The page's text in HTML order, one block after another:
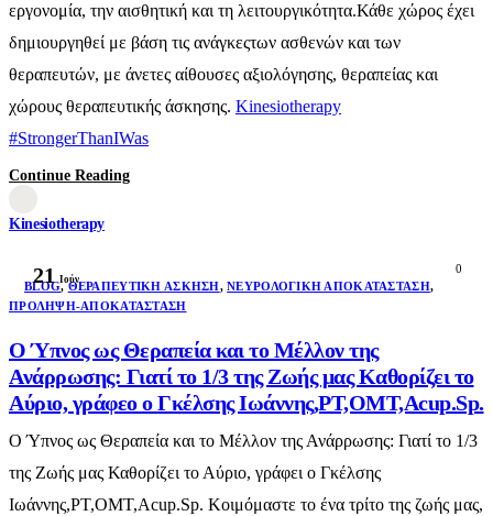
εργονομία, την αισθητική και τη λειτουργικότητα.Κάθε χώρος έχει
δημιουργηθεί με βάση τις ανάγκεςτων ασθενών και των
θεραπευτών, με άνετες αίθουσες αξιολόγησης, θεραπείας και
χώρους θεραπευτικής άσκησης. Kinesiotherapy
#StrongerThanIWas
Continue Reading
Kinesiotherapy
21 Ιούν
0
BLOG,ΘΕΡΑΠΕΥΤΙΚΉ ΆΣΚΗΣΗ,ΝΕΥΡΟΛΟΓΙΚΉ ΑΠΟΚΑΤΆΣΤΑΣΗ,
ΠΡΌΛΗΨΗ-ΑΠΟΚΑΤΆΣΤΑΣΗ
Ο Ύπνος ως Θεραπεία και το Μέλλον της
Ανάρρωσης: Γιατί το 1/3 της Ζωής μας Καθορίζει το
Αύριο, γράφεο ο Γκέλσης Ιωάννης,PT,OMT,Acup.Sp.
Ο Ύπνος ως Θεραπεία και το Μέλλον της Ανάρρωσης: Γιατί το 1/3
της Ζωής μας Καθορίζει το Αύριο, γράφει ο Γκέλσης
Ιωάννης,PT,OMT,Acup.Sp. Κοιμόμαστε το ένα τρίτο της ζωής μας,